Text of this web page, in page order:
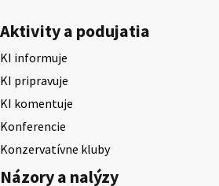
Aktivity a podujatia
KI informuje
KI pripravuje
KI komentuje
Konferencie
Konzervatívne kluby
Názory a nalýzy